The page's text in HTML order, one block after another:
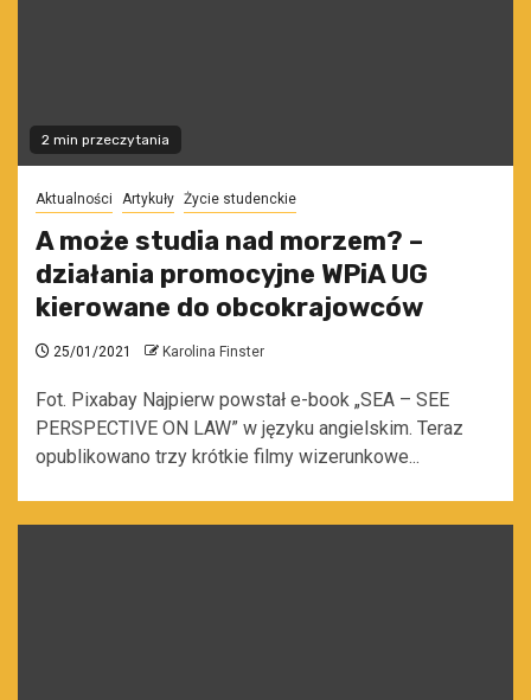
2 min przeczytania
Aktualności Artykuły Życie studenckie
A może studia nad morzem? –
działania promocyjne WPiA UG
kierowane do obcokrajowców
25/01/2021 Karolina Finster
Fot. Pixabay Najpierw powstał e-book „SEA – SEE
PERSPECTIVE ON LAW” w języku angielskim. Teraz
opublikowano trzy krótkie filmy wizerunkowe...